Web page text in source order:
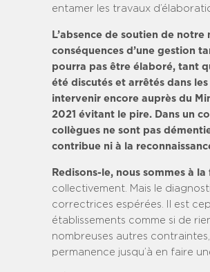
entamer les travaux
L’absence de soutien de
conséquences d’une gestion
pourra pas être élaboré, tant
été discutés et arrêtés dans
intervenir encore auprès du
2021 évitant le pire. Dans un
collègues ne sont pas
contribue ni à la
Redisons-le, nous sommes à la
collectivement. Mais le
correctrices espérées. Il est
établissements comme si de
nombreuses autres
permanence jusqu’à en faire